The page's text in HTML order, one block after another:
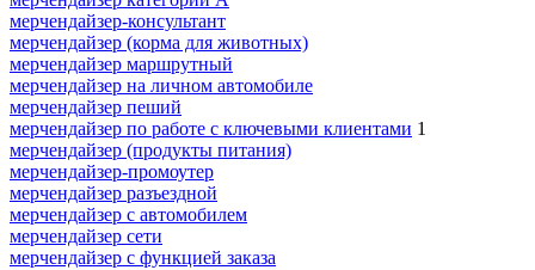
мерчендайзер-консультант
мерчендайзер (корма для животных)
мерчендайзер маршрутный
мерчендайзер на личном автомобиле
мерчендайзер пеший
мерчендайзер по работе с ключевыми клиентами 1
мерчендайзер (продукты питания)
мерчендайзер-промоутер
мерчендайзер разъездной
мерчендайзер с автомобилем
мерчендайзер сети
мерчендайзер с функцией заказа